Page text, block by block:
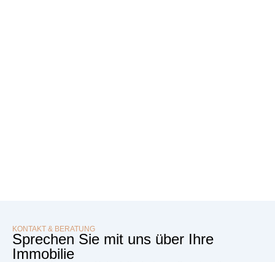
KONTAKT & BERATUNG
Sprechen Sie mit uns über Ihre
Immobilie